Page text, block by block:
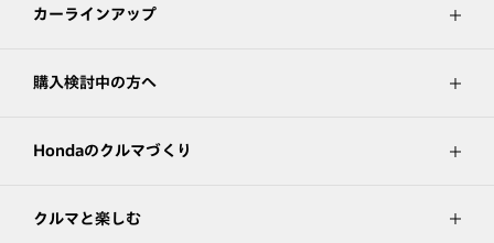
カーラインアップ
購入検討中の方へ
Hondaのクルマづくり
クルマと楽しむ